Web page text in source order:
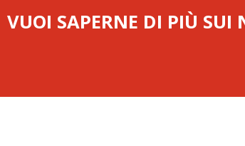
VUOI SAPERNE DI PIÙ SUI